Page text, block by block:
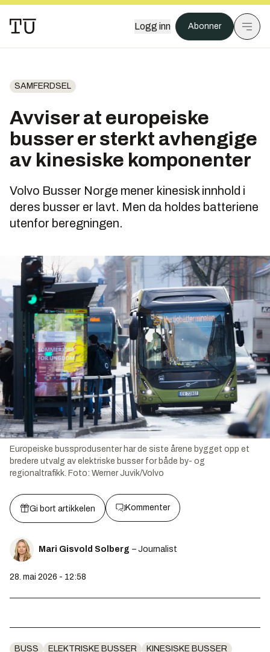
Logg inn Abonner
SAMFERDSEL
Avviser at europeiske
busser er sterkt avhengige
av kinesiske komponenter
Volvo Busser Norge mener kinesisk innhold i
deres busser er lavt. Men da holdes batteriene
utenfor beregningen.
Europeiske bussprodusenter har de siste årene bygget opp et
bredere utvalg av elektriske busser for både by- og
regionaltrafikk. Foto: Werner Juvik/Volvo
Gi bort artikkelen Kommenter
Mari Gisvold Solberg – Journalist
28. mai 2026 - 12:58
BUSS ELEKTRISKE BUSSER
KINESISKE BUSSER